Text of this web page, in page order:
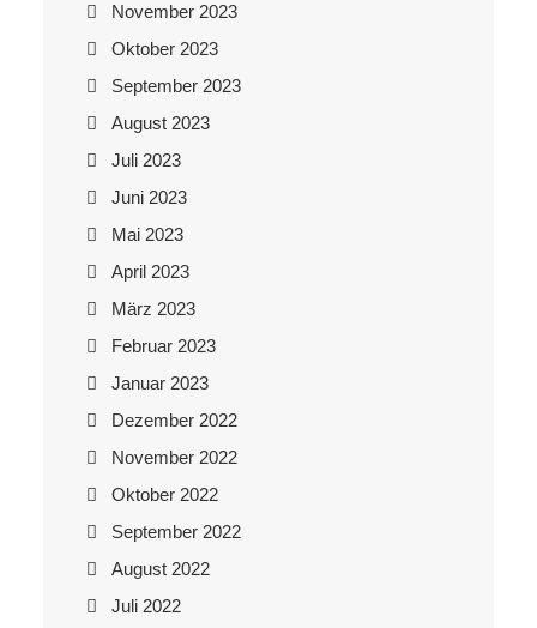
November 2023
Oktober 2023
September 2023
August 2023
Juli 2023
Juni 2023
Mai 2023
April 2023
März 2023
Februar 2023
Januar 2023
Dezember 2022
November 2022
Oktober 2022
September 2022
August 2022
Juli 2022